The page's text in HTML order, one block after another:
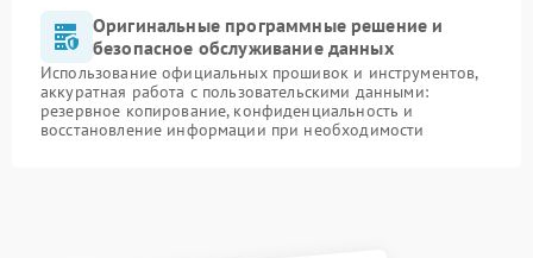
Оригинальные программные решение и
безопасное обслуживание данных
Использование официальных прошивок и инструментов,
аккуратная работа с пользовательскими данными:
резервное копирование, конфиденциальность и
восстановление информации при необходимости